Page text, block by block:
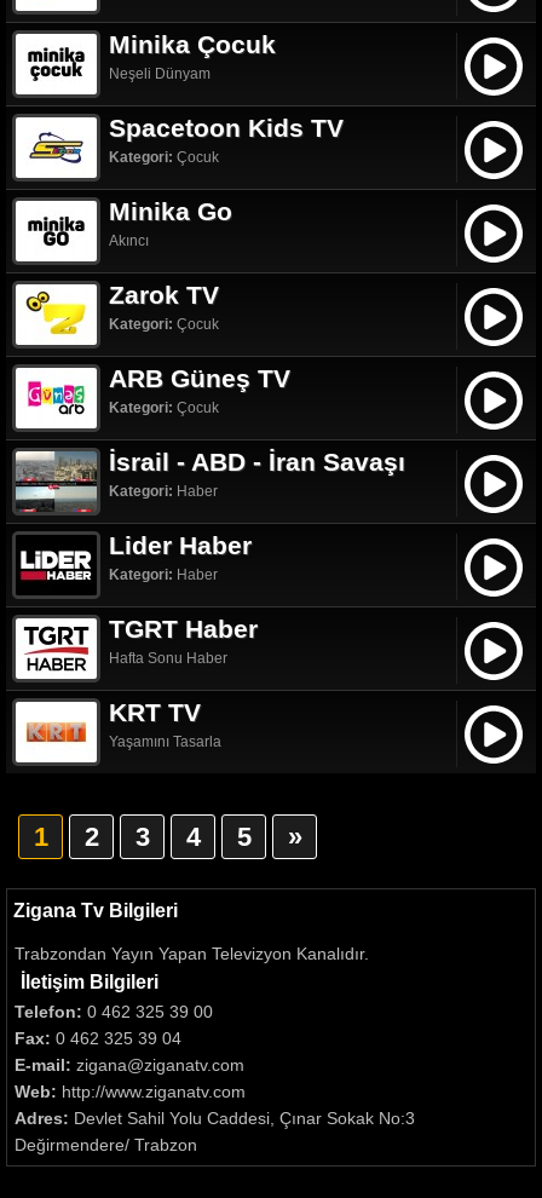
Minika Çocuk
Neşeli Dünyam
Spacetoon Kids TV
Kategori: Çocuk
Minika Go
Akıncı
Zarok TV
Kategori: Çocuk
ARB Güneş TV
Kategori: Çocuk
İsrail - ABD - İran Savaşı
Kategori: Haber
Lider Haber
Kategori: Haber
TGRT Haber
Hafta Sonu Haber
KRT TV
Yaşamını Tasarla
1 2 3 4 5 »
Zigana Tv Bilgileri
Trabzondan Yayın Yapan Televizyon Kanalıdır.
İletişim Bilgileri
Telefon: 0 462 325 39 00
Fax: 0 462 325 39 04
E-mail: zigana@ziganatv.com
Web: http://www.ziganatv.com
Adres: Devlet Sahil Yolu Caddesi, Çınar Sokak No:3
Değirmendere/ Trabzon